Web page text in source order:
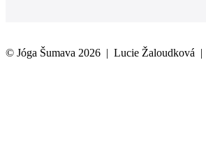
© Jóga Šumava 2026 | Lucie Žaloudková |